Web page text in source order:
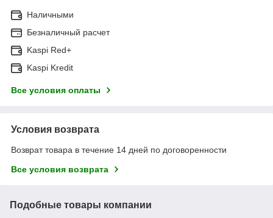
Наличными
Безналичный расчет
Kaspi Red+
Kaspi Kredit
Все условия оплаты
Условия возврата
Возврат товара в течение 14 дней по договоренности
Все условия возврата
Подобные товары компании